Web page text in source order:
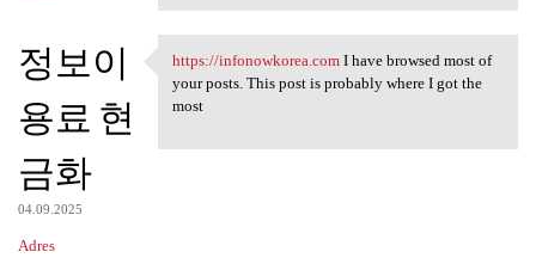
정보이
용료 현
금화
04.09.2025
Adres
https://infonowkorea.com I
https://infonowkorea.comI have browsed most of
your posts. This post is probably where I got the
most